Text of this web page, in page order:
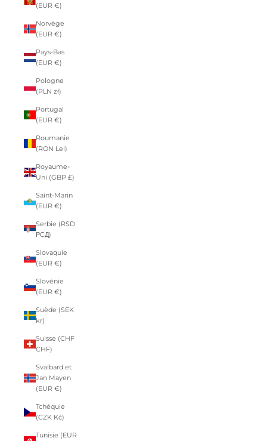
(EUR €)
Norvège
(EUR €)
Pays-Bas
(EUR €)
Pologne
(PLN zł)
Portugal
(EUR €)
Roumanie
(RON Lei)
Royaume-
Uni (GBP £)
Saint-Marin
(EUR €)
Serbie (RSD
РСД)
Slovaquie
(EUR €)
Slovénie
(EUR €)
Suède (SEK
kr)
Suisse (CHF
CHF)
Svalbard et
Jan Mayen
(EUR €)
Tchéquie
(CZK Kč)
Tunisie (EUR